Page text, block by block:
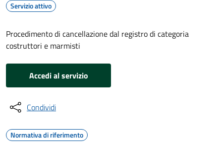
Servizio attivo
Procedimento di cancellazione dal registro di categoria
costruttori e marmisti
Accedi al servizio
Condividi
Normativa di riferimento